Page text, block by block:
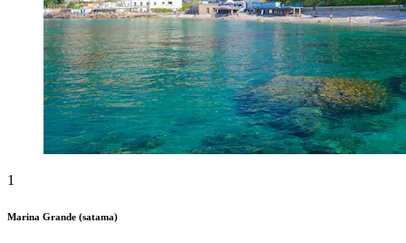
1
Marina Grande (satama)